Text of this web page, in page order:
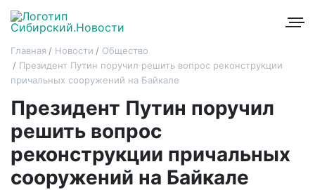
Главная Новости
Общество
Президент Путин поручил решить вопрос реконструкции
причальных сооружений на Байкале
Президент Путин поручил
решить вопрос
реконструкции причальных
сооружений на Байкале